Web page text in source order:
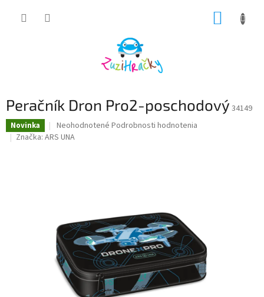
Peračník Dron Pro2-poschodový 34149
Novinka
Priemerné
hodnotenie
Neohodnotené Podrobnosti hodnotenia
Značka: ARS UNA